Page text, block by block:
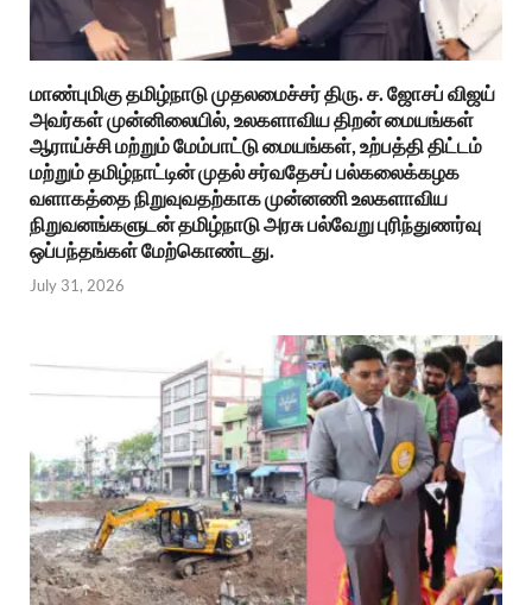
மாண்புமிகு தமிழ்நாடு முதலமைச்சர் திரு. ச. ஜோசப் விஜய்
அவர்கள் முன்னிலையில், உலகளாவிய திறன் மையங்கள்
ஆராய்ச்சி மற்றும் மேம்பாட்டு மையங்கள், உற்பத்தி திட்டம்
மற்றும் தமிழ்நாட்டின் முதல் சர்வதேசப் பல்கலைக்கழக
வளாகத்தை நிறுவுவதற்காக முன்னணி உலகளாவிய
நிறுவனங்களுடன் தமிழ்நாடு அரசு பல்வேறு புரிந்துணர்வு
ஒப்பந்தங்கள் மேற்கொண்டது.
July 31, 2026